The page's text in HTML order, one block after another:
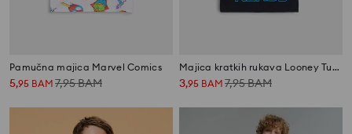
Pamučna majica Marvel Comics
5,95 BAM 7,95BAM
Majica kratkih rukava Looney Tunes
3,95 BAM 7,95BAM